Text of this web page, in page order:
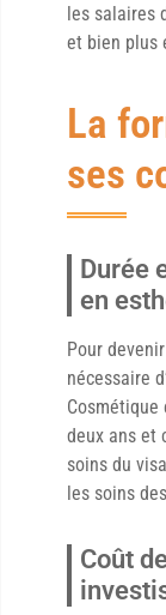
les salaires
et bien plus
La
ses
Durée
en
Pour
nécessaire
deux ans et
soins du
les soins
Coût